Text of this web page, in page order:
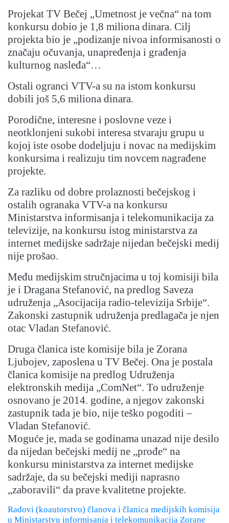
Projekat TV Bečej „Umetnost je večna“ na tom
konkursu dobio je 1,8 miliona dinara. Cilj
projekta bio je „podizanje nivoa informisanosti o
značaju očuvanja, unapređenja i građenja
kulturnog nasleđa“…
Ostali ogranci VTV-a su na istom konkursu
dobili još 5,6 miliona dinara.
Porodične, interesne i poslovne veze i
neotklonjeni sukobi interesa stvaraju grupu u
kojoj iste osobe dodeljuju i novac na medijskim
konkursima i realizuju tim novcem nagrađene
projekte.
Za razliku od dobre prolaznosti bečejskog i
ostalih ogranaka VTV-a na konkursu
Ministarstva informisanja i telekomunikacija za
televizije, na konkursu istog ministarstva za
internet medijske sadržaje nijedan bečejski medij
nije prošao.
Među medijskim stručnjacima u toj komisiji bila
je i Dragana Stefanović, na predlog Saveza
udruženja „Asocijacija radio-televizija Srbije“.
Zakonski zastupnik udruženja predlagača je njen
otac Vladan Stefanović.
Druga članica iste komisije bila je Zorana
Ljubojev, zaposlena u TV Bečej. Ona je postala
članica komisije na predlog Udruženja
elektronskih medija „ComNet“. To udruženje
osnovano je 2014. godine, a njegov zakonski
zastupnik tada je bio, nije teško pogoditi –
Vladan Stefanović.
Moguće je, mada se godinama unazad nije desilo
da nijedan bečejski medij ne „prođe“ na
konkursu ministarstva za internet medijske
sadržaje, da su bečejski mediji naprasno
„zaboravili“ da prave kvalitetne projekte.
Radovi (koautorstvo) članova i članica medijskih komisija
u Ministarstvu informisanja i telekomunikacija Zorane